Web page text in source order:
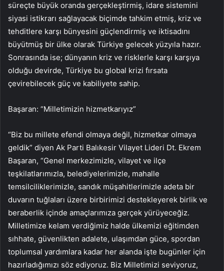
süreçte büyük oranda gerçekleştirmiş, idare sistemini
siyasi istikrarı sağlayacak biçimde tahkim etmiş, kriz ve
tehditlere karşı bünyesini güçlendirmiş ve iktisadını
büyütmüş bir ülke olarak Türkiye gelecek yüzyıla hazır.
Sonrasında ise; dünyanın kriz ve risklerle karşı karşıya
olduğu devirde, Türkiye bu global krizi fırsata
çevirebilecek güç ve kabiliyete sahip.
Başaran: “Milletimizin hizmetkarıyız”
“Biz bu millete efendi olmaya değil, hizmetkar olmaya
geldik” diyen Ak Parti Balıkesir Vilayet Lideri Dt. Ekrem
Başaran, “Genel merkezimizle, vilayet ve ilçe
teşkilatlarımızla, belediyelerimizle, mahalle
temsilciliklerimizle, sandık müşahitlerimizle adeta bir
duvarın tuğlaları üzere birbirimizi destekleyerek birlik ve
beraberlik içinde amaçlarımıza gerçek yürüyeceğiz.
Milletimize kelam verdiğimiz halde ülkemizi eğitimden
sıhhate, güvenlikten adalete, ulaşımdan güce, spordan
toplumsal yardımlara kadar her alanda işte bugünler için
hazırladığımızı söz ediyoruz. Biz Milletimizi seviyoruz,